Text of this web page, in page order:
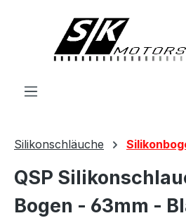
Silikonschläuche
QSP
Bogen - 63mm -